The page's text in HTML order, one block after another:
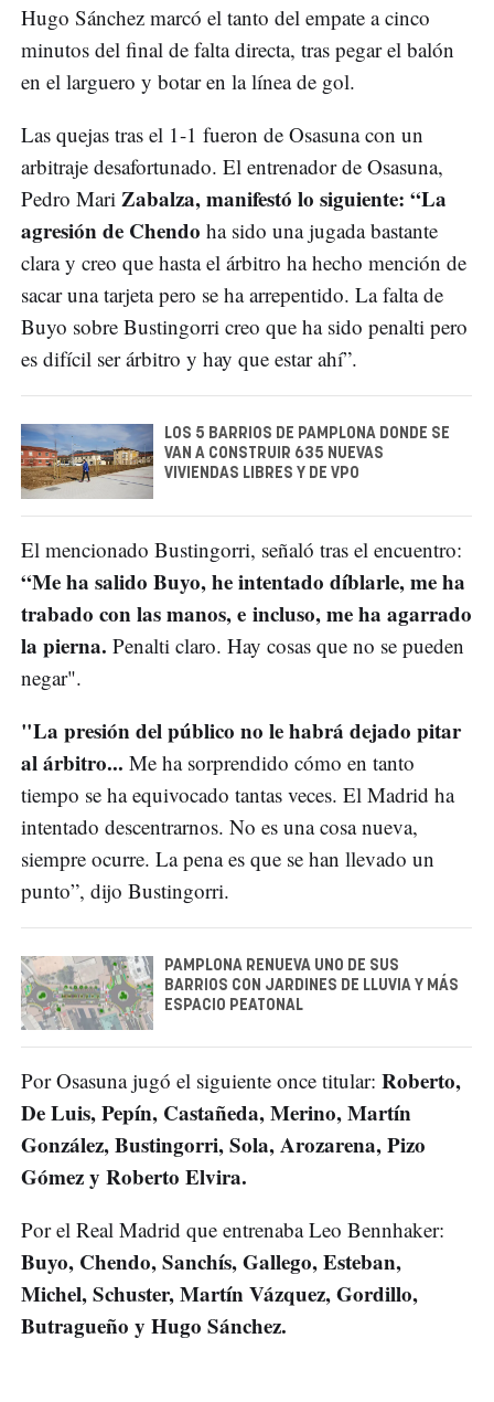
Hugo Sánchez marcó el tanto del empate a cinco
minutos del final de falta directa, tras pegar el balón
en el larguero y botar en la línea de gol.
Las quejas tras el 1-1 fueron de Osasuna con un
arbitraje desafortunado. El entrenador de Osasuna,
Pedro Mari Zabalza, manifestó lo siguiente: “La
agresión de Chendo ha sido una jugada bastante
clara y creo que hasta el árbitro ha hecho mención de
sacar una tarjeta pero se ha arrepentido. La falta de
Buyo sobre Bustingorri creo que ha sido penalti pero
es difícil ser árbitro y hay que estar ahí”.
LOS 5 BARRIOS DE PAMPLONA DONDE SE
VAN A CONSTRUIR 635 NUEVAS
VIVIENDAS LIBRES Y DE VPO
El mencionado Bustingorri, señaló tras el encuentro:
“Me ha salido Buyo, he intentado díblarle, me ha
trabado con las manos, e incluso, me ha agarrado
la pierna. Penalti claro. Hay cosas que no se pueden
negar".
"La presión del público no le habrá dejado pitar
al árbitro... Me ha sorprendido cómo en tanto
tiempo se ha equivocado tantas veces. El Madrid ha
intentado descentrarnos. No es una cosa nueva,
siempre ocurre. La pena es que se han llevado un
punto”, dijo Bustingorri.
PAMPLONA RENUEVA UNO DE SUS
BARRIOS CON JARDINES DE LLUVIA Y MÁS
ESPACIO PEATONAL
Por Osasuna jugó el siguiente once titular: Roberto,
De Luis, Pepín, Castañeda, Merino, Martín
González, Bustingorri, Sola, Arozarena, Pizo
Gómez y Roberto Elvira.
Por el Real Madrid que entrenaba Leo Bennhaker:
Buyo, Chendo, Sanchís, Gallego, Esteban,
Michel, Schuster, Martín Vázquez, Gordillo,
Butragueño y Hugo Sánchez.